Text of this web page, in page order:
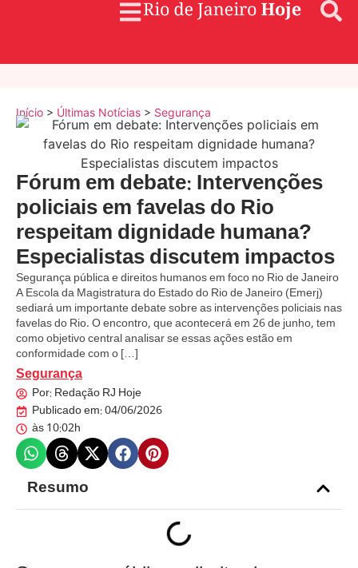
Início > Últimas Notícias > Segurança
Fórum em debate: Intervenções
policiais em favelas do Rio
respeitam dignidade humana?
Especialistas discutem impactos
Segurança pública e direitos humanos em foco no Rio de Janeiro
A Escola da Magistratura do Estado do Rio de Janeiro (Emerj)
sediará um importante debate sobre as intervenções policiais nas
favelas do Rio. O encontro, que acontecerá em 26 de junho, tem
como objetivo central analisar se essas ações estão em
conformidade com o […]
Segurança
Por: Redação RJ Hoje
Publicado em:04/06/2026
às10:02h
Resumo